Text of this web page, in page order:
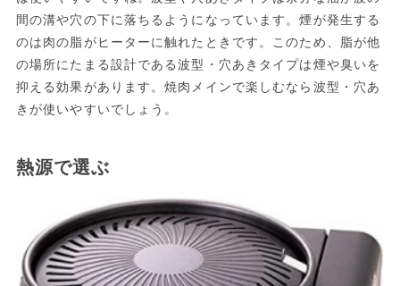
間の溝や穴の下に落ちるようになっています。煙が発生する
のは肉の脂がヒーターに触れたときです。このため、脂が他
の場所にたまる設計である波型・穴あきタイプは煙や臭いを
抑える効果があります。焼肉メインで楽しむなら波型・穴あ
きが使いやすいでしょう。
熱源で選ぶ